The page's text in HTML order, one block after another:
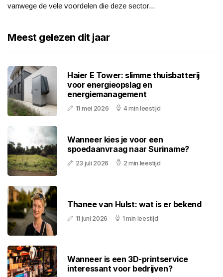
vanwege de vele voordelen die deze sector...
Meest gelezen dit jaar
Haier E Tower: slimme thuisbatterij
voor energieopslag en
energiemanagement
11 mei 2026 4 min leestijd
Wanneer kies je voor een
spoedaanvraag naar Suriname?
23 juli 2026 2 min leestijd
Thanee van Hulst: wat is er bekend
11 juni 2026 1 min leestijd
Wanneer is een 3D-printservice
interessant voor bedrijven?